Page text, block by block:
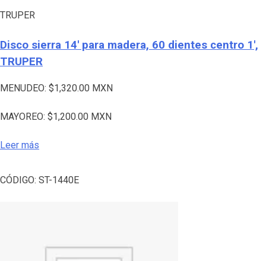
TRUPER
Disco sierra 14′ para madera, 60 dientes centro 1′,
TRUPER
MENUDEO: $1,320.00 MXN
MAYOREO: $1,200.00 MXN
Leer más
CÓDIGO: ST-1440E